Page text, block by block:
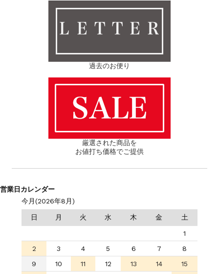
ＬＥＴＴＥＲ
過去のお便り
厳選された商品を
お値打ち価格でご提供
営業日カレンダー
今月(2026年8月)
日 月 火 水 木 金 土
1
2
3 4 5 6 7
8
9
10 11 12 13 14
15